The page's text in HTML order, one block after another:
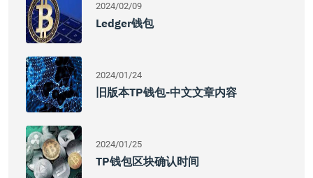
2024/02/09
Ledger钱包
2024/01/24
旧版本TP钱包-中文文章内容
2024/01/25
TP钱包区块确认时间